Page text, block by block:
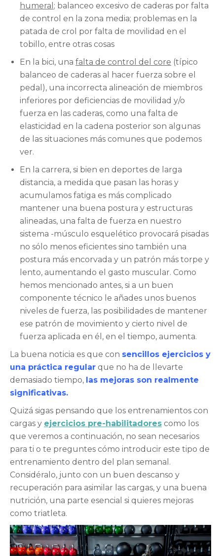
humeral ; balanceo excesivo de caderas por falta
de control en la zona media; problemas en la
patada de crol por falta de movilidad en el
tobillo, entre otras cosas
En la bici, una falta de control del core (típico
balanceo de caderas al hacer fuerza sobre el
pedal), una incorrecta alineación de miembros
inferiores por deficiencias de movilidad y/o
fuerza en las caderas, como una falta de
elasticidad en la cadena posterior son algunas
de las situaciones más comunes que podemos
ver.
En la carrera, si bien en deportes de larga
distancia, a medida que pasan las horas y
acumulamos fatiga es más complicado
mantener una buena postura y estructuras
alineadas, una falta de fuerza en nuestro
sistema -músculo esquelético provocará pisadas
no sólo menos eficientes sino también una
postura más encorvada y un patrón más torpe y
lento, aumentando el gasto muscular. Como
hemos mencionado antes, si a un buen
componente técnico le añades unos buenos
niveles de fuerza, las posibilidades de mantener
ese patrón de movimiento y cierto nivel de
fuerza aplicada en él, en el tiempo, aumenta.
La buena noticia es que con sencillos ejercicios y
una práctica regular que no ha de llevarte
demasiado tiempo, las mejoras son realmente
significativas.
Quizá sigas pensando que los entrenamientos con
cargas y ejercicios pre-habilitadores como los
que veremos a continuación, no sean necesarios
para ti o te preguntes cómo introducir este tipo de
entrenamiento dentro del plan semanal.
Considéralo, junto con un buen descanso y
recuperación para asimilar las cargas, y una buena
nutrición, una parte esencial si quieres mejoras
como triatleta.